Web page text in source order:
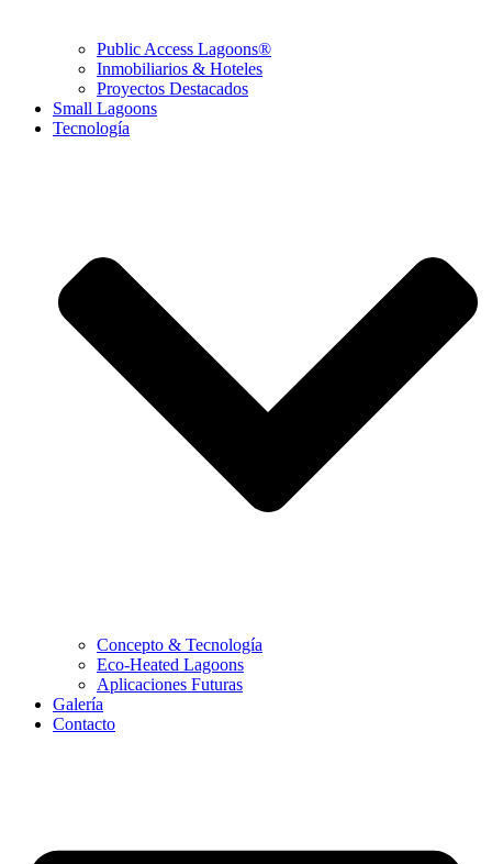
Public Access Lagoons®
Inmobiliarios & Hoteles
Proyectos Destacados
Small Lagoons
Tecnología
Concepto & Tecnología
Eco-Heated Lagoons
Aplicaciones Futuras
Galería
Contacto